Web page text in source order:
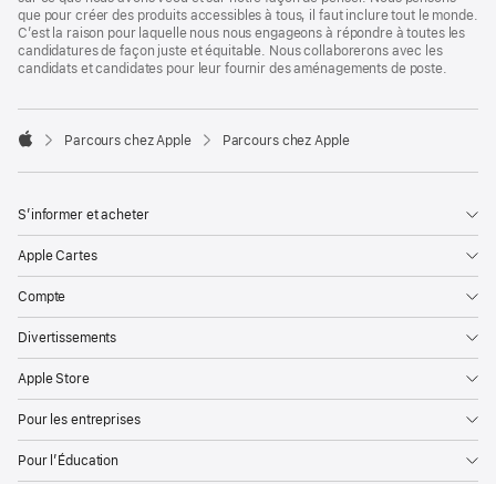
que pour créer des produits accessibles à tous, il faut inclure tout le monde.
C’est la raison pour laquelle nous nous engageons à répondre à toutes les
candidatures de façon juste et équitable. Nous collaborerons avec les
candidats et candidates pour leur fournir des aménagements de poste.

Parcours chez Apple Parcours chez Apple
S’informer et acheter
Apple Cartes
Compte
Divertissements
Apple Store
Pour les entreprises
Pour l’Éducation